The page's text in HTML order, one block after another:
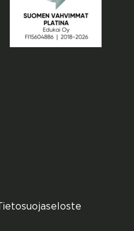
Tietosuojaseloste